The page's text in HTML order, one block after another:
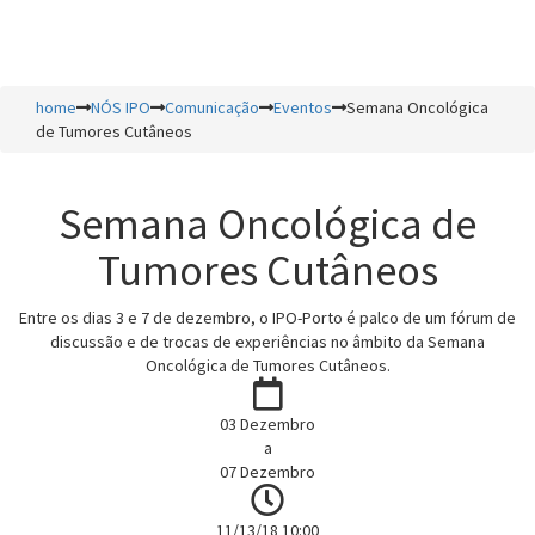
home NÓS IPO Comunicação Eventos
Semana Oncológica
de Tumores Cutâneos
Semana Oncológica de
Tumores Cutâneos
Entre os dias 3 e 7 de dezembro, o IPO-Porto é palco de um fórum de
discussão e de trocas de experiências no âmbito da Semana
Oncológica de Tumores Cutâneos.
03 Dezembro
a
07 Dezembro
11/13/18 10:00